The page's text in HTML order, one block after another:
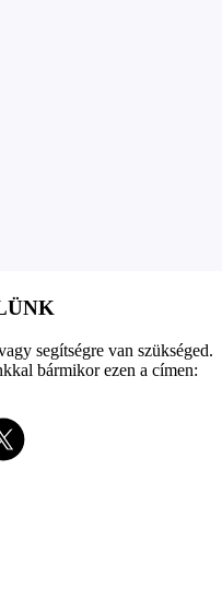
segítségre van szükséged.
bármikor ezen a címen: